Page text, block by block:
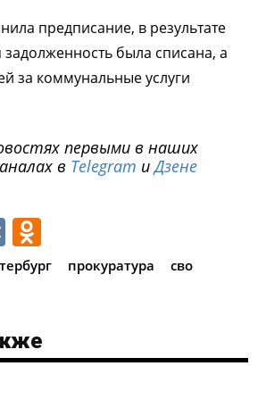
предписание, в результате
была списана, а
за коммунальные услуги
первыми в наших
в Telegram иДзене
VK
прокуратура
сво